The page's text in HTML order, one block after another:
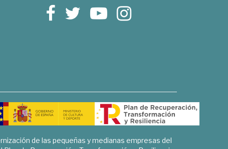
de las pequeñas y medianas empresas del